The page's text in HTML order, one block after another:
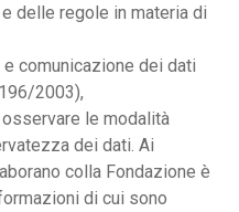
delle regole in materia di
comunicazione dei dati
2003),
osservare le modalità
dei dati. Ai
colla Fondazione è
di cui sono